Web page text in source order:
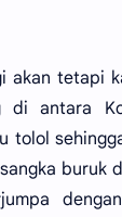
akan tetapi
di antara
tolol
buruk